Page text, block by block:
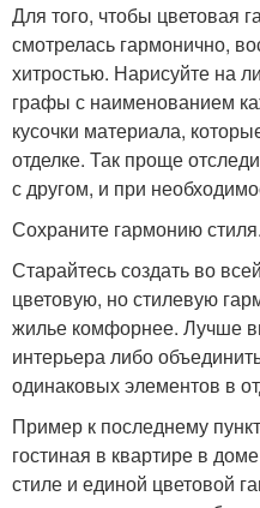
Для того, чтобы цветовая
смотрелась гармонично,
хитростью. Нарисуйте на
графы с наименованием
кусочки материала,
отделке. Так проще
с другом, и при
Сохраните гармонию стиля.
Старайтесь создать во
цветовую, но стилевую
жилье комфорнее. Лучше
интерьера либо
одинаковых элементов в
Пример к последнему
гостиная в квартире в
стиле и единой цветовой